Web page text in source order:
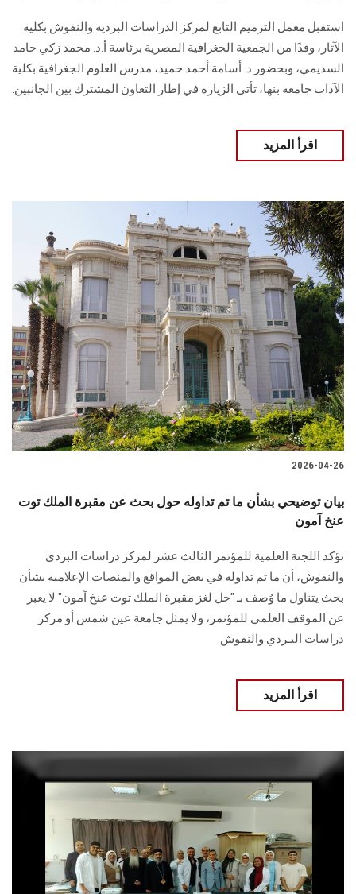
الزائـرون
سجل الان
استقبل معمل الترميم التابع لمركز الدراسات البردية والنقوش بكلية
الآثار، وفدًا من الجمعية الجغرافية المصرية برئاسة أ.د. محمد زكي حامد
السديمي، وبحضور د. أسامة أحمد حميد، مدرس العلوم الجغرافية بكلية
الآداب جامعة بنها، تأتى الزيارة في إطار التعاون المشترك بين الجانبين.
اقرأ المزيد
2026-04-26
بيان توضيحي بشأن ما تم تداوله حول بحث عن مقبرة الملك توت
عنخ آمون
تؤكد اللجنة العلمية للمؤتمر الثالث عشر لمركز دراسات البردي
والنقوش، أن ما تم تداوله في بعض المواقع والمنصات الإعلامية بشأن
بحث يتناول ما وُصف بـ "حل لغز مقبرة الملك توت عنخ آمون" لا يعبر
عن الموقف العلمي للمؤتمر، ولا يمثل جامعة عين شمس أو مركز
دراسات البـردي والنقوش.
اقرأ المزيد